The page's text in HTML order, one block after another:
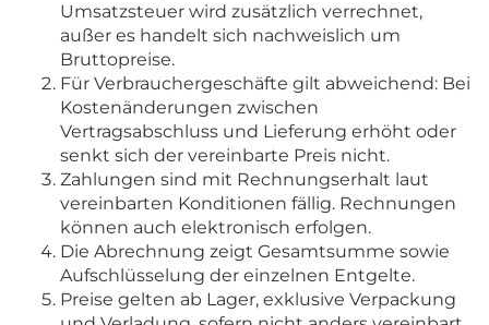
Umsatzsteuer wird zusätzlich verrechnet,
außer es handelt sich nachweislich um
Bruttopreise.
Für Verbrauchergeschäfte gilt abweichend: Bei
Kostenänderungen zwischen
Vertragsabschluss und Lieferung erhöht oder
senkt sich der vereinbarte Preis nicht.
Zahlungen sind mit Rechnungserhalt laut
vereinbarten Konditionen fällig. Rechnungen
können auch elektronisch erfolgen.
Die Abrechnung zeigt Gesamtsumme sowie
Aufschlüsselung der einzelnen Entgelte.
Preise gelten ab Lager, exklusive Verpackung